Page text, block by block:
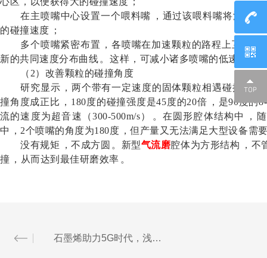
在主喷嘴中心设置一个喂料嘴，通过该喂料嘴将流化
的碰撞速度；
多个喷嘴紧密布置，各喷嘴在加速颗粒的路程上互相侵
新的共同速度分布曲线。这样，可减小诸多喷嘴的低速区，
（ 2）改善颗粒的碰撞角度
研究显示，两个带有一定速度的固体颗粒相遇碰撞
撞角度成正比， 180度的碰撞强度是45度的20倍，是90度的
流的速度为超音速（300-500m/s）。在圆形腔体结构中
中，2个喷嘴的角度为180度，但产量又无法满足大型设备需要
没有规矩，不成方圆。新型气流磨腔体为方形结构，
撞，从而达到最佳研磨效率。
石墨烯助力5G时代，浅谈91香蕉视频污版下载在石墨烯行业